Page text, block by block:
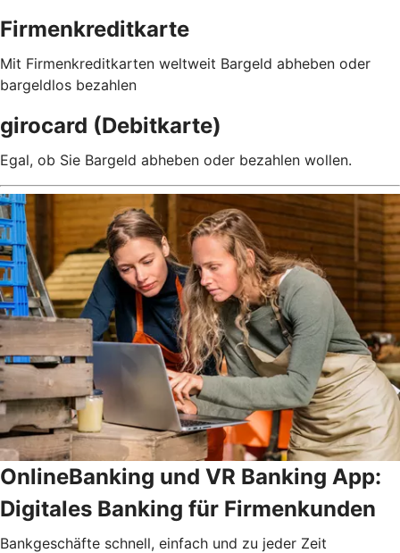
Firmenkreditkarte
Mit Firmenkreditkarten weltweit Bargeld abheben oder
bargeldlos bezahlen
girocard (Debitkarte)
Egal, ob Sie Bargeld abheben oder bezahlen wollen.
OnlineBanking und VR Banking App:
Digitales Banking für Firmenkunden
Bankgeschäfte schnell, einfach und zu jeder Zeit